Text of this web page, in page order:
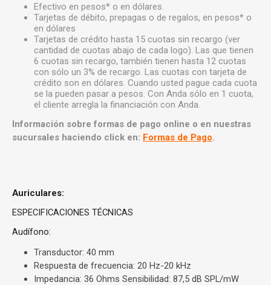
Efectivo en pesos* o en dólares.
Tarjetas de débito, prepagas o de regalos, en pesos* o
en dólares
Tarjetas de crédito hasta 15 cuotas sin recargo (ver
cantidad de cuotas abajo de cada logo). Las que tienen
6 cuotas sin recargo, también tienen hasta 12 cuotas
con sólo un 3% de recargo. Las cuotas con tarjeta de
crédito son en dólares. Cuando usted pague cada cuota
se la pueden pasar a pesos. Con Anda sólo en 1 cuota,
el cliente arregla la financiación con Anda.
Información sobre formas de pago online o en nuestras
sucursales haciendo click en: Formas de Pago.
Auriculares:
ESPECIFICACIONES TÉCNICAS
Audífono:
Transductor: 40 mm
Respuesta de frecuencia: 20 Hz-20 kHz
Impedancia: 36 Ohms Sensibilidad: 87,5 dB SPL/mW